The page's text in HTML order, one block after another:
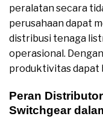
peralatan secara
perusahaan dapat
distribusi tenaga
operasional.
produktivitas dapat
Peran
Switchgear